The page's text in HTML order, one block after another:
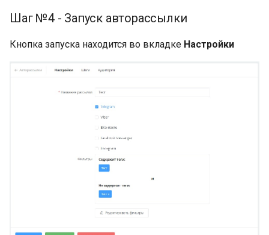
Шаг №4 - Запуск авторассылки
Кнопка запуска находится во вкладке Настройки